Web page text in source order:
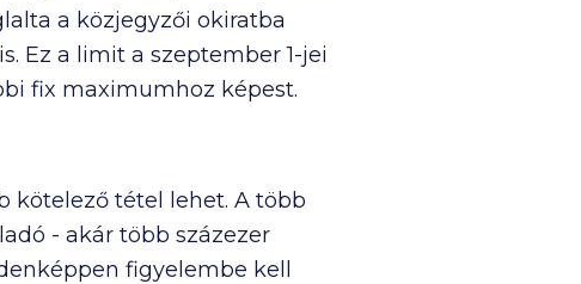
a közjegyzői okiratba
Ez a limit a szeptember 1-jei
fix maximumhoz képest.
kötelező tétel lehet. A több
- akár több százezer
figyelembe kell